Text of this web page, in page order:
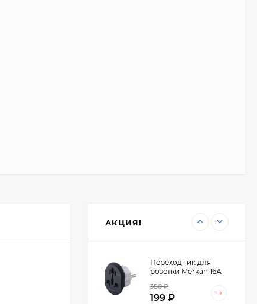
АКЦИЯ!
Переходник для
розетки Merkan 16А
380₽
199 ₽